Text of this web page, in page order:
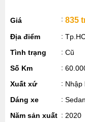
Giá 835
Địa điểm
Tình trạng
Cũ
Số Km
Xuất xứ
Nhập
Dáng xe
Sedan
Năm sản xuất
2020